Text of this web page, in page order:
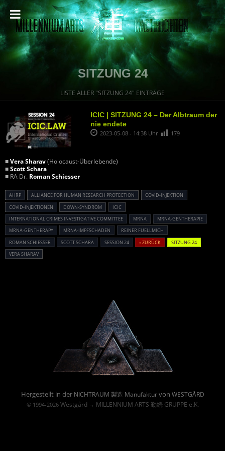
SITZUNG 24
LISTE ALLER "SITZUNG 24" EINTRÄGE
ICIC | SITZUNG 24 – Der Albtraum der
nie endete
2023-05-08 - 14:38 Uhr 179
■Vera Sharav(Holocaust-Überlebende)
■Scott Schara
■ RA Dr. Roman Schiesser
AHRP ALLIANCE FOR HUMAN RESEARCH PROTECTION
COVID-INJEKTION
COVID-INJEKTIONEN
DOWN-SYNDROM
ICIC
INTERNATIONAL CRIMES INVESTIGATIVE COMMITTEE
MRNA
MRNA-GENTHERAPIE
MRNA-GENTHERAPY
MRNA-IMPFSCHADEN
REINER FUELLMICH
ROMAN SCHIESSER
SCOTT SCHARA SESSION 24 « ZURÜCK
SITZUNG 24
VERA SHARAV
Hergestellt in der NICHTRAUM 製造 Manufakturvon WESTGÅRD
© 1994-2026 Westgård→ MILLENNIUM ARTS 勤続 GRUPPE e.K.
Powered By :